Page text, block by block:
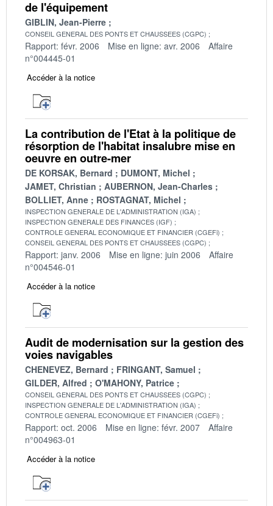
de l'équipement
GIBLIN, Jean-Pierre
CONSEIL GENERAL DES PONTS ET CHAUSSEES (CGPC)
Rapport: févr. 2006 Mise en ligne: avr. 2006
Affaire
n°004445-01
Accéder à la notice
La contribution de l'Etat à la politique de
résorption de l'habitat insalubre mise en
oeuvre en outre-mer
DE KORSAK, Bernard
DUMONT, Michel
JAMET, Christian
AUBERNON, Jean-Charles
BOLLIET, Anne
ROSTAGNAT, Michel
INSPECTION GENERALE DE L'ADMINISTRATION (IGA)
INSPECTION GENERALE DES FINANCES (IGF)
CONTROLE GENERAL ECONOMIQUE ET FINANCIER (CGEFi)
CONSEIL GENERAL DES PONTS ET CHAUSSEES (CGPC)
Rapport: janv. 2006 Mise en ligne: juin 2006
Affaire
n°004546-01
Accéder à la notice
Audit de modernisation sur la gestion des
voies navigables
CHENEVEZ, Bernard
FRINGANT, Samuel
GILDER, Alfred
O'MAHONY, Patrice
CONSEIL GENERAL DES PONTS ET CHAUSSEES (CGPC)
INSPECTION GENERALE DE L'ADMINISTRATION (IGA)
CONTROLE GENERAL ECONOMIQUE ET FINANCIER (CGEFi)
Rapport: oct. 2006 Mise en ligne: févr. 2007
Affaire
n°004963-01
Accéder à la notice